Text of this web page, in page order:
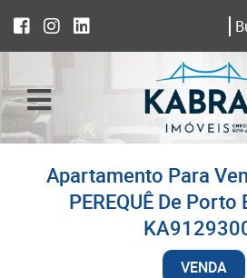
Apartamento Para
PEREQUÊ De
VENDA